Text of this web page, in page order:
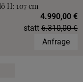
H: 107 cm
4.990,00 €
statt 6.310,00 €
Anfrage